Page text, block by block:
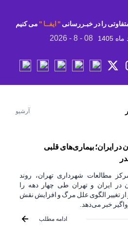
را در خبـررسانی " ایفــا " می کنیم
2026 - 8 - 08
آرشیو
در ایران؛ بیماری‌های قلبی
مطالعات شهرداری تهران، روند
در ایران و تهران طی چهار دهه را
تغییر الگوی علل مرگ و افزایش نقش
خبر می‌دهد.
ادامه مطلب